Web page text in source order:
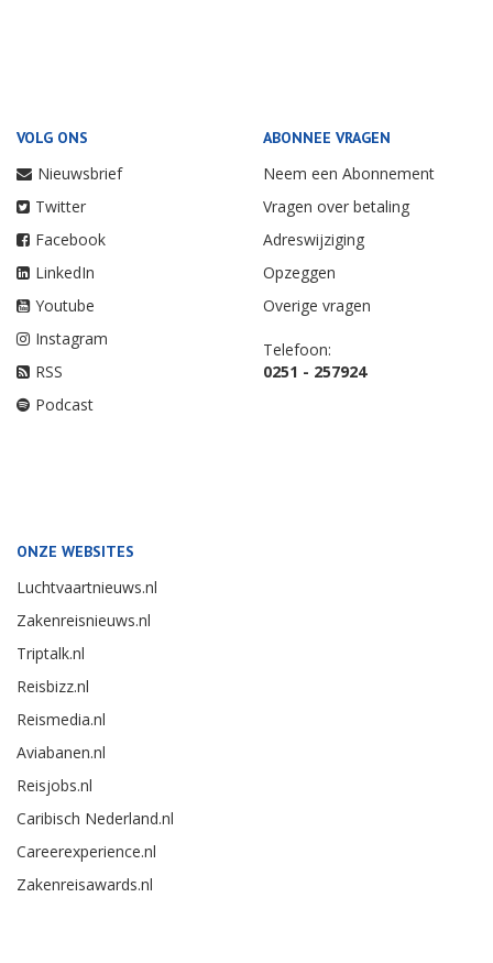
VOLG ONS
Nieuwsbrief
Twitter
Facebook
LinkedIn
Youtube
Instagram
RSS
Podcast
ABONNEE VRAGEN
Neem een Abonnement
Vragen over betaling
Adreswijziging
Opzeggen
Overige vragen
Telefoon:
0251 - 257924
ONZE WEBSITES
Luchtvaartnieuws.nl
Zakenreisnieuws.nl
Triptalk.nl
Reisbizz.nl
Reismedia.nl
Aviabanen.nl
Reisjobs.nl
Caribisch Nederland.nl
Careerexperience.nl
Zakenreisawards.nl